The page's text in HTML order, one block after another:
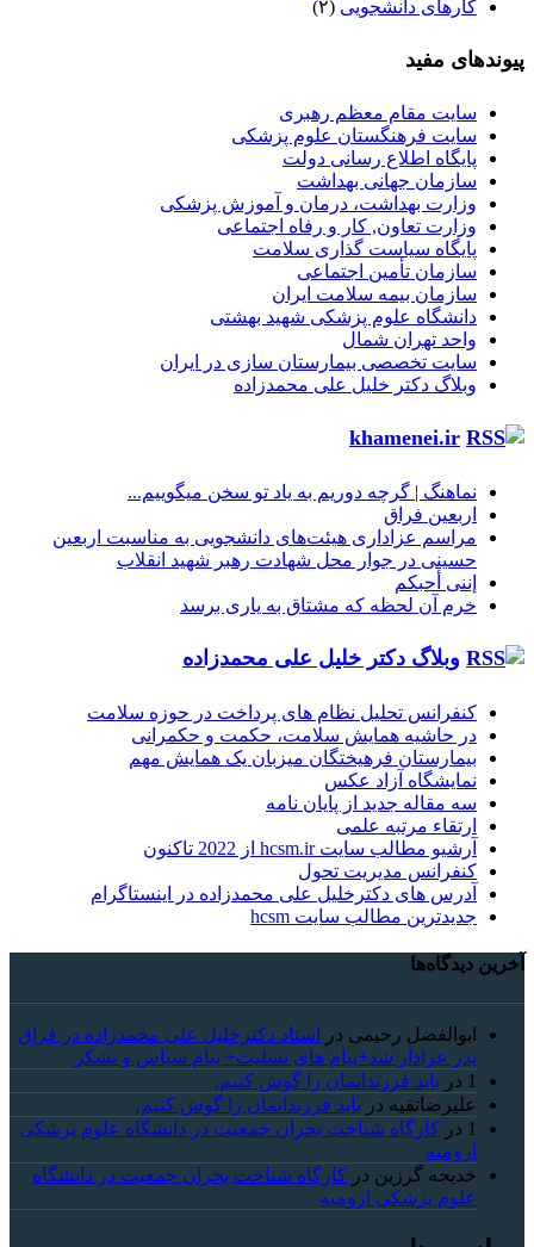
کارهای دانشجویی (۲)
پیوندهای مفید
سایت مقام معظم رهبری
سایت فرهنگستان علوم پزشکی
پایگاه اطلاع رسانی دولت
سازمان جهانی بهداشت
وزارت بهداشت، درمان و آموزش پزشکی
وزارت تعاون, کار و رفاه اجتماعی
پایگاه سیاست گذاری سلامت
سازمان تأمین اجتماعی
سازمان بیمه سلامت ایران
دانشگاه علوم پزشکی شهید بهشتی
واحد تهران شمال
سایت تخصصی بیمارستان سازی در ایران
وبلاگ دکتر خلیل علی محمدزاده
khamenei.ir
نماهنگ |‌ گرچه دوریم به یاد تو سخن میگوییم...
اربعین فراق
مراسم عزاداری هیئت‌های دانشجویی به مناسبت اربعین
حسینی در جوار محل شهادت رهبر شهید انقلاب
إننی أحبکم
خرم آن لحظه که مشتاق به یاری برسد
وبلاگ دکتر خلیل علی محمدزاده
کنفرانس تحلیل نظام های پرداخت در حوزه سلامت
در حاشیه همایش سلامت، حکمت و حکمرانی
بیمارستان فرهیختگان میزبان یک همایش مهم
نمایشگاه آزاد عکس
سه مقاله جدید از پایان نامه
ارتقاء مرتبه علمی
آرشیو مطالب سایت hcsm.ir از 2022 تاکنون
کنفرانس مدیریت تحول
آدرس های دکترخلیل علی محمدزاده در اینستاگرام
جدیدترین مطالب سایت hcsm
آخرین دیدگاه‌ها
ابوالفضل رحیمی در
استاد دکترخلیل علی محمدزاده در فراق
پدر عزادار شد+پیام های تسلیت+ پیام سپاس و تشکر
1 در باید فرزندانمان را گوش کنیم.
علیرضاتقیه در باید فرزندانمان را گوش کنیم.
1 در کارگاه شناخت بحران جمعیت در دانشگاه علوم پزشکی
ارومیه
خديجه گرزین در کارگاه شناخت بحران جمعیت در دانشگاه
علوم پزشکی ارومیه